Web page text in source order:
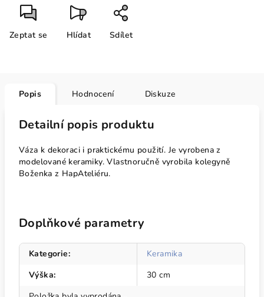
cena:
Zeptat se Hlídat Sdílet
Popis Hodnocení Diskuze
Detailní popis produktu
Váza k dekoraci i praktickému použití. Je vyrobena z
modelované keramiky. Vlastnoručně vyrobila kolegyně
Boženka z HapAteliéru.
Doplňkové parametry
Kategorie:
Keramika
Výška:
30 cm